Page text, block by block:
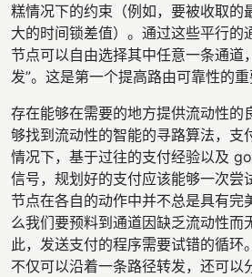
糕情况下的约束（例如，要被收取的
大的时间锁差值）。通过这些平行的
节点可以自由选择其中任意一条通道
发”。这是第一个提高路由可靠性的重
存在能够在需要的地方提供流动性的
够找到流动性的智能的寻路算法，支
情况下，基于过往的支付经验以及
信号，规划好的支付应该能够一次尝
节点在各自的动作中并不总是具有完
么我们要预料到通道因缺乏流动性而
此，发送支付的程序需要试错的循环
不仅可以沿着一条路径转发，还可以